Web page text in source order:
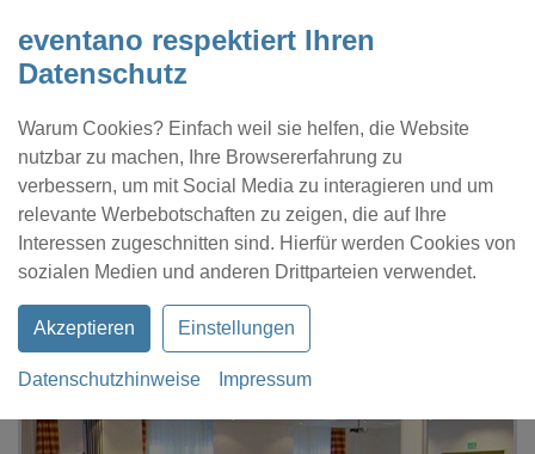
eventano respektiert Ihren
Datenschutz
Warum Cookies? Einfach weil sie helfen, die Website
nutzbar zu machen, Ihre Browsererfahrung zu
verbessern, um mit Social Media zu interagieren und um
relevante Werbebotschaften zu zeigen, die auf Ihre
Interessen zugeschnitten sind. Hierfür werden Cookies von
sozialen Medien und anderen Drittparteien verwendet.
Akzeptieren Einstellungen
Datenschutzhinweise Impressum
Kontakt Location eintragen Profil
Alpincenter